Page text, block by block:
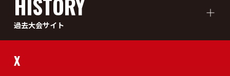
HISTORY
過去大会サイト
X